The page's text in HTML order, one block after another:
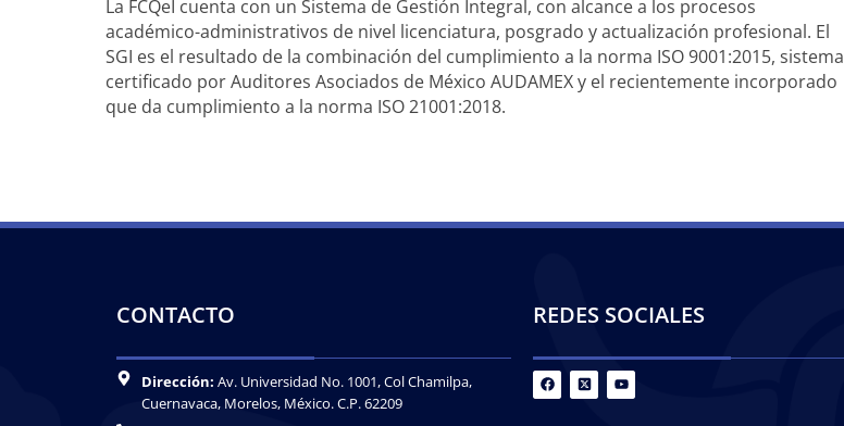
La FCQeI cuenta con un Sistema de Gestión Integral, con alcance a los procesos
académico-administrativos de nivel licenciatura, posgrado y actualización profesional. El
SGI es el resultado de la combinación del cumplimiento a la norma ISO 9001:2015, sistema
certificado por Auditores Asociados de México AUDAMEX y el recientemente incorporado
que da cumplimiento a la norma ISO 21001:2018.
CONTACTO
Dirección: Av. Universidad No. 1001, Col Chamilpa,
Cuernavaca, Morelos, México. C.P. 62209
REDES SOCIALES